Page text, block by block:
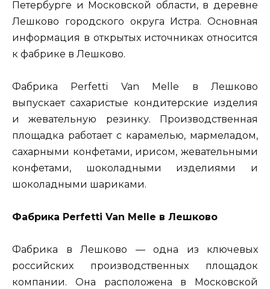
Петербурге и Московской области, в деревне
Лешково городского округа Истра. Основная
информация в открытых источниках относится
к фабрике в Лешково.
Фабрика Perfetti Van Melle в Лешково
выпускает сахаристые кондитерские изделия
и жевательную резинку. Производственная
площадка работает с карамелью, мармеладом,
сахарными конфетами, ирисом, жевательными
конфетами, шоколадными изделиями и
шоколадными шариками.
Фабрика Perfetti Van Melle в Лешково
Фабрика в Лешково — одна из ключевых
российских производственных площадок
компании. Она расположена в Московской